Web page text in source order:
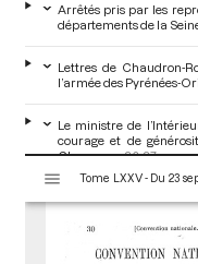
Arrêtés pris par les
départements de la
Lettres de Chaudron-
l’armée des Pyrénées-
Le ministre de
courage et de
Chauny pp.36-37
Arrêté du comité de
la glace fournie aux
s
Tome LXXV - Du 23